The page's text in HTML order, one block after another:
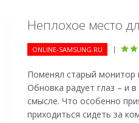
Неплохое место
ONLINE-SAMSUNG.RU |
Поменял старый монитор
Обновка радует глаз – и
смысле. Что особенно
приходиться сидеть за